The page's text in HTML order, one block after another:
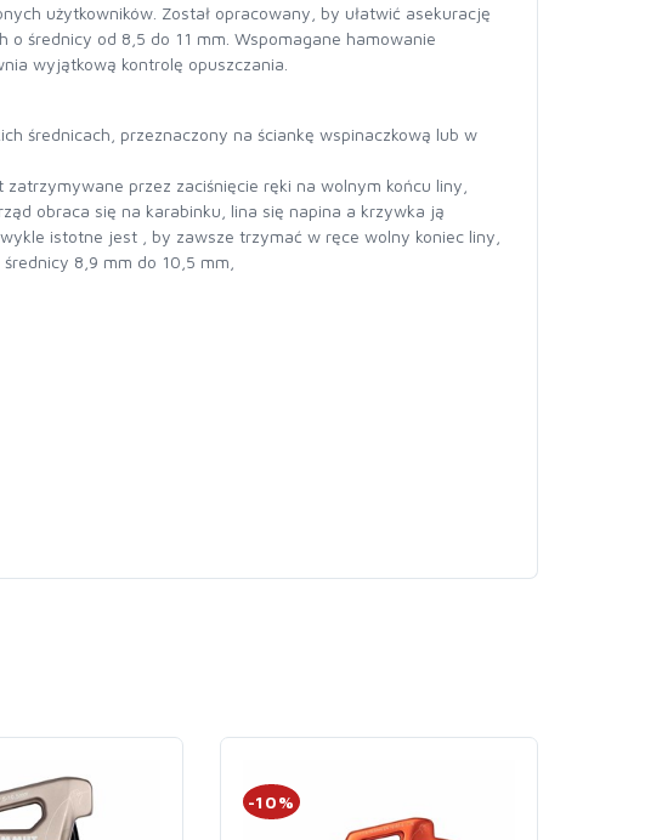
użytkowników. Został opracowany, by ułatwić asekurację
średnicy od 8,5 do 11 mm. Wspomagane hamowanie
wyjątkową kontrolę opuszczania.
średnicach, przeznaczony na ściankę wspinaczkową lub w
przez zaciśnięcie ręki na wolnym końcu liny,
obraca się na karabinku, lina się napina a krzywka ją
istotne jest , by zawsze trzymać w ręce wolny koniec liny,
8,9 mm do 10,5 mm,
-10%